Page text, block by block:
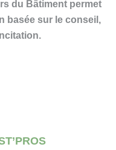
du Bâtiment permet
basée sur le conseil,